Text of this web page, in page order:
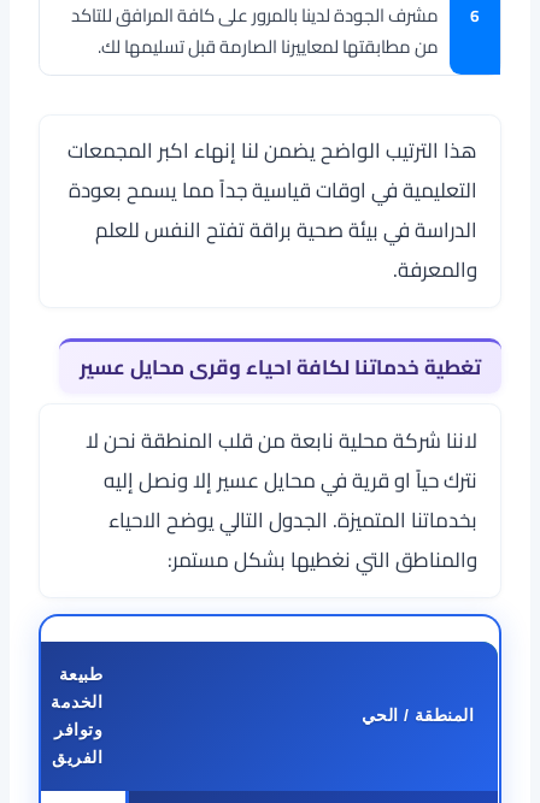
مشرف الجودة لدينا بالمرور على كافة المرافق للتاكد
من مطابقتها لمعاييرنا الصارمة قبل تسليمها لك.
هذا الترتيب الواضح يضمن لنا إنهاء اكبر المجمعات
التعليمية في اوقات قياسية جداً مما يسمح بعودة
الدراسة في بيئة صحية براقة تفتح النفس للعلم
والمعرفة.
تغطية خدماتنا لكافة احياء وقرى محايل عسير
لاننا شركة محلية نابعة من قلب المنطقة نحن لا
نترك حياً او قرية في محايل عسير إلا ونصل إليه
بخدماتنا المتميزة. الجدول التالي يوضح الاحياء
والمناطق التي نغطيها بشكل مستمر:
المنطقة / الحي
طبيعة
الخدمة
وتوافر
الفريق